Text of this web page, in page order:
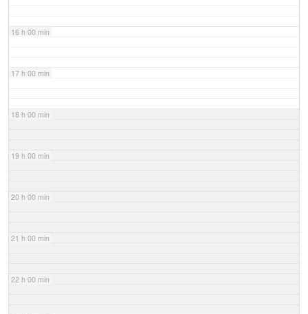
16 h 00 min
17 h 00 min
18 h 00 min
19 h 00 min
20 h 00 min
21 h 00 min
22 h 00 min